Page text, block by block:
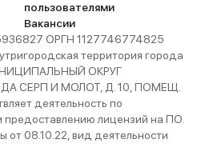
пользователями
Вакансии
ОРГН 1127746774825
территория города
ОКРУГ
СЕРП И МОЛОТ, Д. 10, ПОМЕЩ.
деятельность по
лицензий на ПО.
08.10.22, вид деятельности